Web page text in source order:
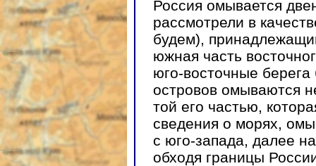
Россия омывается
рассмотрели в
будем),
южная часть
юго-восточные
островов омываются
той его частью,
сведения о морях,
с юго-запада, далее
обходя границы